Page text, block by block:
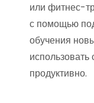
или фитнес-
с помощью
обучения
продуктивно.